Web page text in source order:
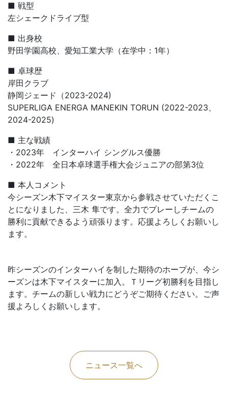
■ 戦型
左シェークドライブ型
■ 出身校
野田学園高校、愛知工業大学（在学中：1年）
■ 卓球歴
岸田クラブ
静岡ジェード（2023-2024)
SUPERLIGA ENERGA MANEKIN TORUN (2022-2023、
2024-2025)
■ 主な戦績
・2023年 インターハイ シングルス優勝
・2022年 全日本卓球選手権大会ジュニアの部第3位
■ 本人コメント
今シーズン木下マイスター東京から参戦させていただくこ
とになりました、三木 隼です。全力でプレーしチームの
勝利に貢献できるよう頑張ります。応援よろしくお願いし
ます。
昨シーズンのインターハイを制した期待のホープが、今シ
ーズンは木下マイスターに加入。Ｔリーグ初勝利を目指し
ます。チームの新しい戦力にどうぞご期待ください。ご声
援よろしくお願いします。
ニュース一覧へ